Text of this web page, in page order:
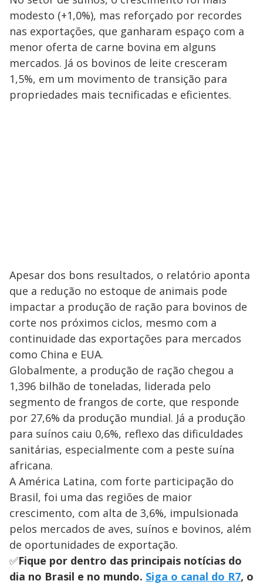
modesto (+1,0%), mas reforçado por recordes
nas exportações, que ganharam espaço com a
menor oferta de carne bovina em alguns
mercados. Já os bovinos de leite cresceram
1,5%, em um movimento de transição para
propriedades mais tecnificadas e eficientes.
Apesar dos bons resultados, o relatório aponta
que a redução no estoque de animais pode
impactar a produção de ração para bovinos de
corte nos próximos ciclos, mesmo com a
continuidade das exportações para mercados
como China e EUA.
Globalmente, a produção de ração chegou a
1,396 bilhão de toneladas, liderada pelo
segmento de frangos de corte, que responde
por 27,6% da produção mundial. Já a produção
para suínos caiu 0,6%, reflexo das dificuldades
sanitárias, especialmente com a peste suína
africana.
A América Latina, com forte participação do
Brasil, foi uma das regiões de maior
crescimento, com alta de 3,6%, impulsionada
pelos mercados de aves, suínos e bovinos, além
de oportunidades de exportação.
✅Fique por dentro das principais notícias do
dia no Brasil e no mundo. Siga o canal do R7, o